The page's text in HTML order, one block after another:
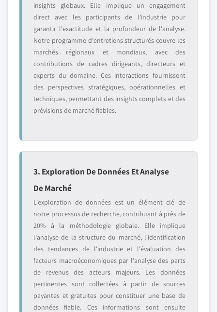
insights globaux. Elle implique un engagement
direct avec les participants de l'industrie pour
garantir l'exactitude et la profondeur de l'analyse.
Notre programme d'entretiens structurés couvre les
marchés régionaux et mondiaux, avec des
contributions de cadres dirigeants, directeurs et
experts du domaine. Ces interactions fournissent
des perspectives stratégiques, opérationnelles et
techniques, permettant des insights complets et des
prévisions de marché fiables.
3. Exploration De Données Et Analyse
De Marché
L'exploration de données est un élément clé de
notre processus de recherche, contribuant à près de
20% à la méthodologie globale. Elle implique
l'analyse de la structure du marché, l'identification
des tendances de l'industrie et l'évaluation des
facteurs macroéconomiques par l'analyse des parts
de revenus des acteurs majeurs. Les données
pertinentes sont collectées à partir de sources
payantes et gratuites pour constituer une base de
données fiable. Ces informations sont ensuite